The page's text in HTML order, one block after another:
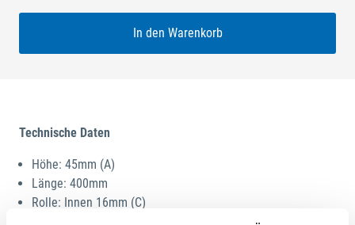
In den Warenkorb
Technische Daten
Höhe: 45mm (A)
Länge: 400mm
Rolle: Innen 16mm (C)